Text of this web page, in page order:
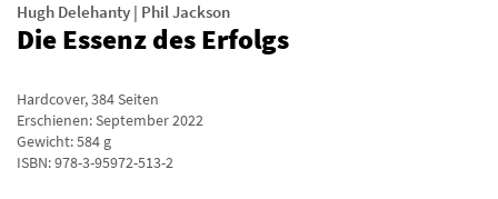
Hugh Delehanty | Phil Jackson
Die Essenz des Erfolgs
Hardcover,384Seiten
Erschienen: September 2022
Gewicht: 584 g
ISBN:978-3-95972-513-2